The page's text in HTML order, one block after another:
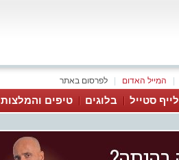
לפרסום באתר המייל האדום
לייף סטייל בלוגים טיפים והמלצות